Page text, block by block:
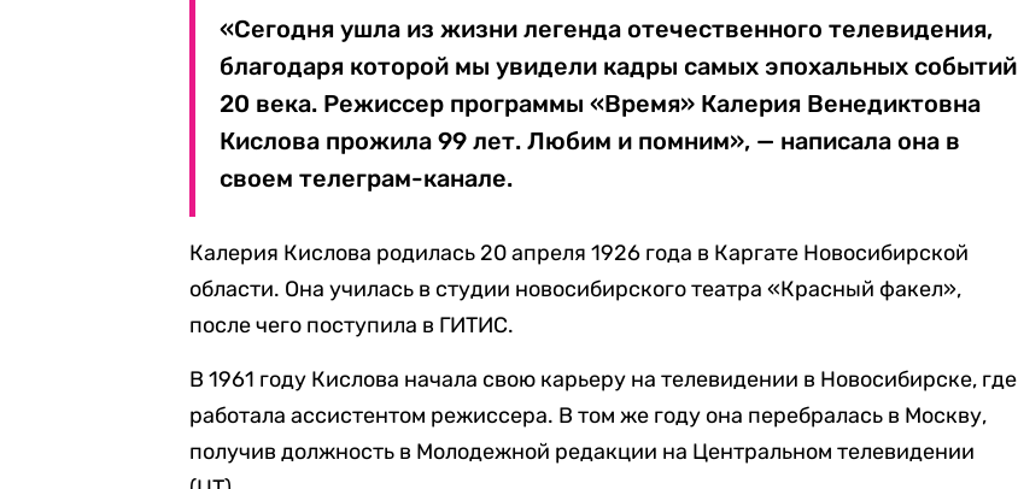
«Сегодня ушла из жизни легенда отечественного телевидения,
благодаря которой мы увидели кадры самых эпохальных событий
20 века. Режиссер программы «Время» Калерия Венедиктовна
Кислова прожила 99 лет. Любим и помним», — написала она в
своем телеграм-канале.
Калерия Кислова родилась 20 апреля 1926 года в Каргате Новосибирской
области. Она училась в студии новосибирского театра «Красный факел»,
после чего поступила в ГИТИС.
В 1961 году Кислова начала свою карьеру на телевидении в Новосибирске, где
работала ассистентом режиссера. В том же году она перебралась в Москву,
получив должность в Молодежной редакции на Центральном телевидении